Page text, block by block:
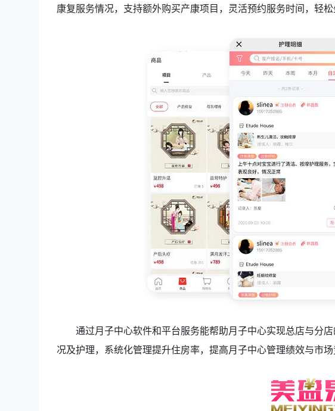
康复服务情况，支持额外购买产康项目，灵活预约服务时间，轻松
通过月子中心软件和平台服务能帮助月子中心实现总店与分
况及护理，系统化管理提升住房率，提高月子中心管理绩效与市场